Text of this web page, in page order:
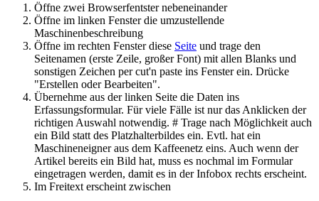
Öffne zwei Browserfentster nebeneinander
Öffne im linken Fenster die umzustellende
Maschinenbeschreibung
Öffne im rechten Fenster diese Seite und trage den
Seitenamen (erste Zeile, großer Font) mit allen Blanks und
sonstigen Zeichen per cut'n paste ins Fenster ein. Drücke
"Erstellen oder Bearbeiten".
Übernehme aus der linken Seite die Daten ins
Erfassungsformular. Für viele Fälle ist nur das Anklicken der
richtigen Auswahl notwendig. # Trage nach Möglichkeit auch
ein Bild statt des Platzhalterbildes ein. Evtl. hat ein
Maschineneigner aus dem Kaffeenetz eins. Auch wenn der
Artikel bereits ein Bild hat, muss es nochmal im Formular
eingetragen werden, damit es in der Infobox rechts erscheint.
Im Freitext erscheint zwischen